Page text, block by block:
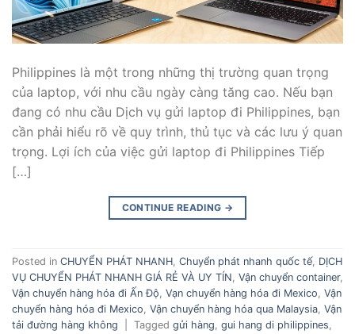
Philippines là một trong những thị trường quan trọng
của laptop, với nhu cầu ngày càng tăng cao. Nếu bạn
đang có nhu cầu Dịch vụ gửi laptop đi Philippines, bạn
cần phải hiểu rõ về quy trình, thủ tục và các lưu ý quan
trọng. Lợi ích của việc gửi laptop đi Philippines Tiếp
[…]
CONTINUE READING →
Posted in CHUYỂN PHÁT NHANH, Chuyển phát nhanh quốc tế, DỊCH
VỤ CHUYỂN PHÁT NHANH GIÁ RẺ VÀ UY TÍN, Vận chuyển container,
Vận chuyển hàng hóa đi Ấn Độ, Vạn chuyển hàng hóa đi Mexico, Vận
chuyển hàng hóa đi Mexico, Vận chuyển hàng hóa qua Malaysia, Vận
tải đường hàng không
Tagged gửi hàng, gui hang di philippines,